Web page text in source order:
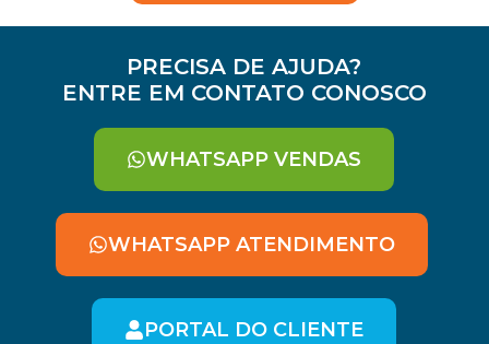
PRECISA DE AJUDA?
ENTRE EM CONTATO CONOSCO
WHATSAPP VENDAS
WHATSAPP ATENDIMENTO
PORTAL DO CLIENTE